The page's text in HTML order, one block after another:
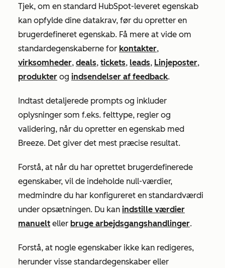
Tjek, om en standard HubSpot-leveret egenskab
kan opfylde dine datakrav, før du opretter en
brugerdefineret egenskab. Få mere at vide om
standardegenskaberne for kontakter,
virksomheder, deals, tickets, leads, Linjeposter,
produkter og indsendelser af feedback.
Indtast detaljerede prompts og inkluder
oplysninger som f.eks. felttype, regler og
validering, når du opretter en egenskab med
Breeze. Det giver det mest præcise resultat.
Forstå, at når du har oprettet brugerdefinerede
egenskaber, vil de indeholde null-værdier,
medmindre du har konfigureret en standardværdi
under opsætningen. Du kan indstille værdier
manuelt eller bruge arbejdsgangshandlinger.
Forstå, at nogle egenskaber ikke kan redigeres,
herunder visse standardegenskaber eller